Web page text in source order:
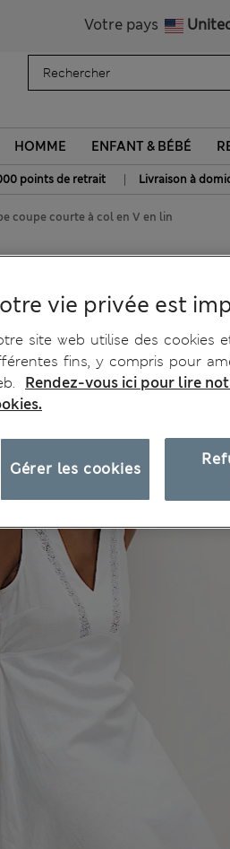
Votre pays
HOMME ENFANT & BÉBÉ
points de retrait | Livraison à
coupe courte à col en V en lin
col en V en lin
vie privée est
site web utilise des cookies
fins, y compris pour
Rendez-vous ici pour lire
Gérer les cookies